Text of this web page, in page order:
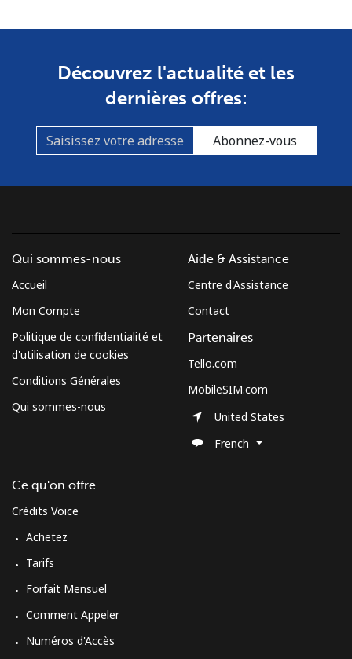
Découvrez l'actualité et les
dernières offres:
Abonnez-vous
Qui sommes-nous
Accueil
Mon Compte
Politique de confidentialité et
d'utilisation de cookies
Conditions Générales
Qui sommes-nous
Ce qu'on offre
Crédits Voice
Achetez
Tarifs
Forfait Mensuel
Comment Appeler
Numéros d'Accès
Aide & Assistance
Centre d'Assistance
Contact
Partenaires
Tello.com
MobileSIM.com
United States
French